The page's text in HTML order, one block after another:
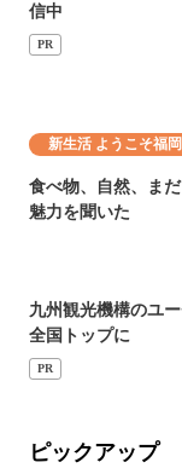
信中
PR
新生活 ようこそ福岡
食べ物、自然、ま
魅力を聞いた
九州観光機構のユ
全国トップに
PR
ピックアップ